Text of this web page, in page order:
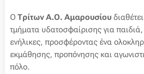
Ο Τρίτων Α.Ο. Αμαρουσίου
τμήματα υδατοσφαίρισης για
ενήλικες, προσφέροντας ένα
εκμάθησης, προπόνησης και
πόλο.